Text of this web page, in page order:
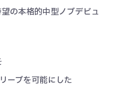
の本格的中型ノブデビュ
ーブを可能にした